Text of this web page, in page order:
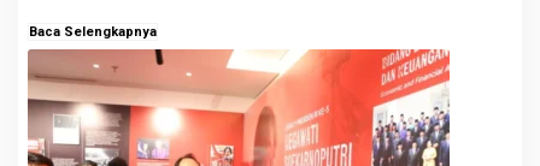
Baca Selengkapnya